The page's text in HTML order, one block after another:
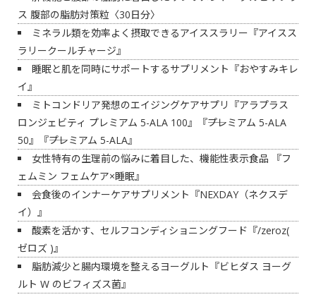
ス 腹部の脂肪対策粒〈30日分〉
ミネラル類を効率よく摂取できるアイススラリー『アイスス
ラリークールチャージ』
睡眠と肌を同時にサポートするサプリメント『おやすみキレ
イ』
ミトコンドリア発想のエイジングケアサプリ『アラプラス
ロンジェビティ プレミアム 5-ALA 100』『――プレミアム 5-ALA
50』『――プレミアム 5-ALA』
女性特有の生理前の悩みに着目した、機能性表示食品 『フ
ェムミン フェムケア×睡眠』
会食後のインナーケアサプリメント『NEXDAY（ネクスデ
イ）』
酸素を活かす、セルフコンディショニングフード『/zeroz(
ゼロズ )』
脂肪減少と腸内環境を整えるヨーグルト『ビヒダス ヨーグ
ルト W のビフィズス菌』